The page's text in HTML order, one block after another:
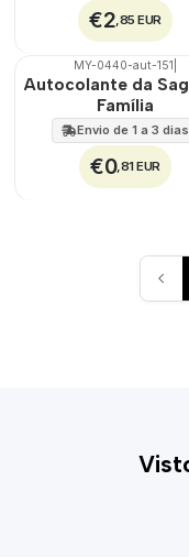
€2,85 EUR
🇵🇹
MY-0440-aut-151
Autocolante da
Família
Envio de 1 a 3 dias
€0,81 EUR